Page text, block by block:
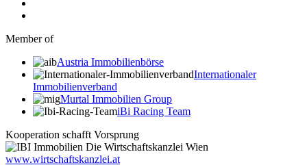
Member of
Austria Immobilienbörse
Internationaler
Immobilienverband
Murtal Immobilien Group
iBi Racing Team
Kooperation schafft Vorsprung
www.wirtschaftskanzlei.at